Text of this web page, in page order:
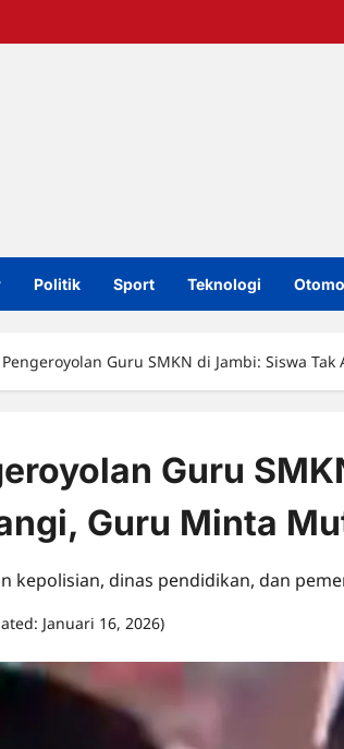
Politik Sport Teknologi
Guru SMKN di Jambi: Siswa
Guru
Guru Minta
kepolisian, dinas pendidikan, dan
Januari 16, 2026)